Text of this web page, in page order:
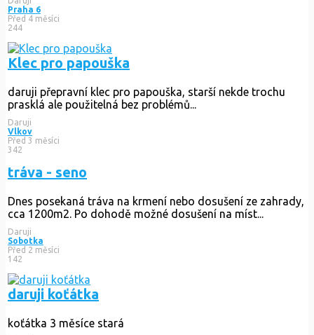
Praha 6
Před 4 měsíci
244
Klec pro papouška
daruji přepravní klec pro papouška, starší nekde trochu
prasklá ale použitelná bez problémů...
Daruji
Vlkov
Před 3 měsíci
342
tráva - seno
Dnes posekaná tráva na krmení nebo dosušení ze zahrady,
cca 1200m2. Po dohodě možné dosušení na míst...
Daruji
Sobotka
Před 2 měsíci
142
daruji koťátka
koťátka 3 měsíce stará